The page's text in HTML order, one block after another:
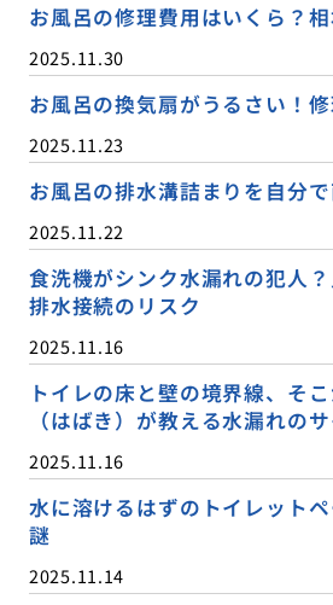
お風呂の修理費用はいくら？
2025.11.30
お風呂の換気扇がうるさい！
2025.11.23
お風呂の排水溝詰まりを自分
2025.11.22
食洗機がシンク水漏れの犯人
排水接続のリスク
2025.11.16
トイレの床と壁の境界線、そ
（はばき）が教える水漏れの
2025.11.16
水に溶けるはずのトイレット
謎
2025.11.14